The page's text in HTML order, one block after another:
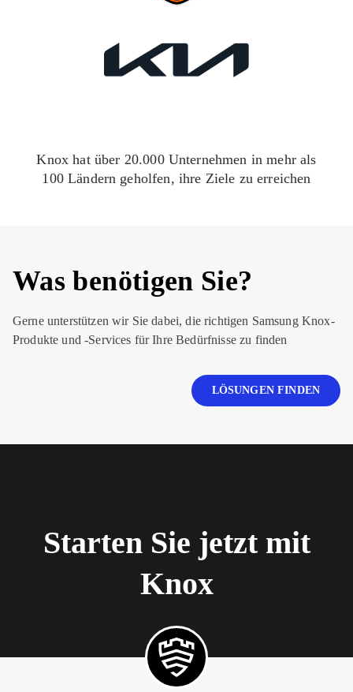
Knox hat über 20.000 Unternehmen in mehr als
100 Ländern geholfen, ihre Ziele zu erreichen
Was benötigen Sie?
Gerne unterstützen wir Sie dabei, die richtigen Samsung Knox-
Produkte und -Services für Ihre Bedürfnisse zu finden
LÖSUNGEN FINDEN
Starten Sie jetzt mit
Knox